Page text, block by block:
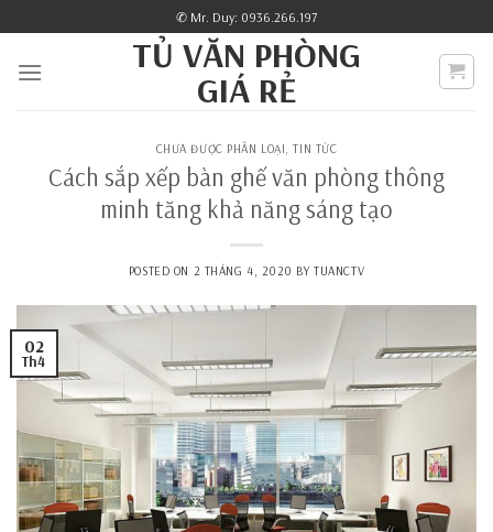
to
content
✆ Mr. Duy: 0936.266.197
TỦ VĂN PHÒNG
GIÁ RẺ
CHƯA ĐƯỢC PHÂN LOẠI,TIN TỨC
Cách sắp xếp bàn ghế văn phòng thông
minh tăng khả năng sáng tạo
POSTED ON 2 THÁNG 4, 2020 BYTUANCTV
02
Th4